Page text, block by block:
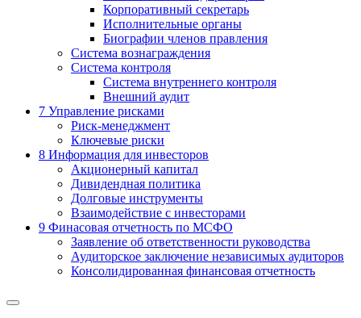
Корпоративный секретарь
Исполнительные органы
Биографии членов правления
Система вознаграждения
Система контроля
Система внутреннего контроля
Внешний аудит
7 Управление рисками
Риск-менеджмент
Ключевые риски
8 Информация для инвесторов
Акционерный капитал
Дивидендная политика
Долговые инструменты
Взаимодействие с инвеcторами
9 Финасовая отчетность по МСФО
Заявление об ответственности руководства
Аудиторское заключение независимых аудиторов
Консолидированная финансовая отчетность